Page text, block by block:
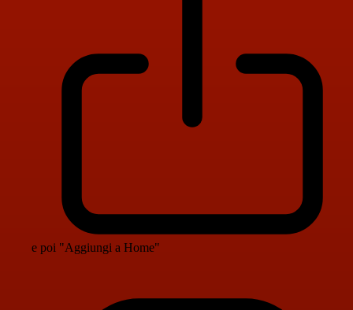
e poi "Aggiungi a Home"